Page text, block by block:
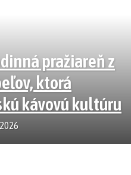
pražiareň z
ktorá
kávovú kultúru